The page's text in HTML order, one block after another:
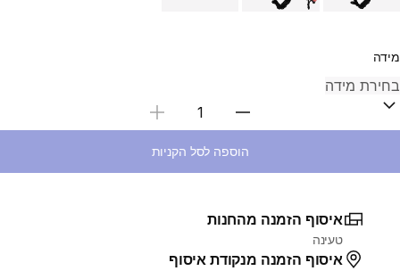
מידה
בחירת כמות
הוספה לסל הקניות
איסוף הזמנה מהחנות
טעינה
איסוף הזמנה מנקודת איסוף